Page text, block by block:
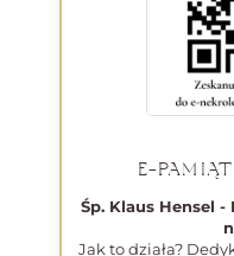
E-
Śp. Klaus Hensel
Jak to działa?